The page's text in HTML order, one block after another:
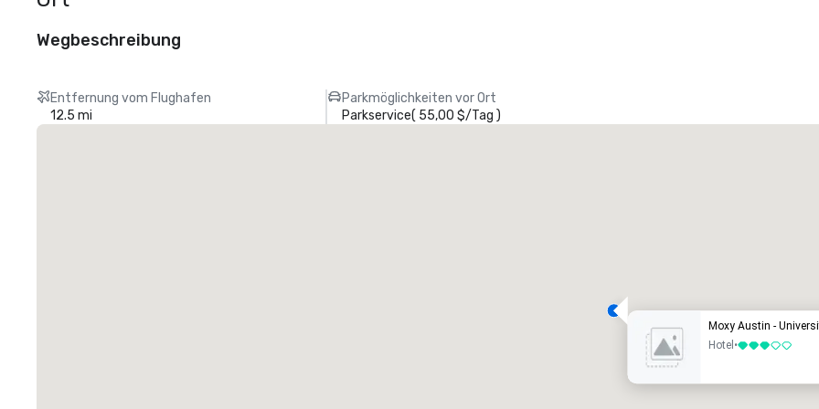
Wegbeschreibung
Entfernung vom Flughafen
12.5 mi
Parkmöglichkeiten vor Ort
Parkservice( 55,00 $/Tag )
Moxy Austin -
Hotel •3 von 5